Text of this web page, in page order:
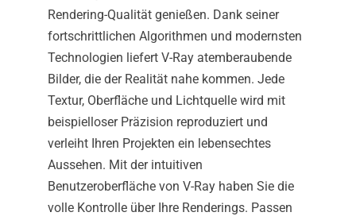
Rendering-Qualität genießen. Dank seiner
fortschrittlichen Algorithmen und modernsten
Technologien liefert V-Ray atemberaubende
Bilder, die der Realität nahe kommen. Jede
Textur, Oberfläche und Lichtquelle wird mit
beispielloser Präzision reproduziert und
verleiht Ihren Projekten ein lebensechtes
Aussehen. Mit der intuitiven
Benutzeroberfläche von V-Ray haben Sie die
volle Kontrolle über Ihre Renderings. Passen